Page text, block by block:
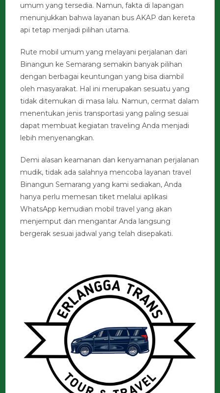
umum yang tersedia. Namun, fakta di lapangan
menunjukkan bahwa layanan bus AKAP dan kereta
api tetap menjadi pilihan utama.
Rute mobil umum yang melayani perjalanan dari
Binangun ke Semarang semakin banyak pilihan
dengan berbagai keuntungan yang bisa diambil
oleh masyarakat. Hal ini merupakan sesuatu yang
tidak ditemukan di masa lalu. Namun, cermat dalam
menentukan jenis transportasi yang paling sesuai
dapat membuat kegiatan traveling Anda menjadi
lebih menyenangkan.
Demi alasan keamanan dan kenyamanan perjalanan
mudik, tidak ada salahnya mencoba layanan travel
Binangun Semarang yang kami sediakan, Anda
hanya perlu memesan tiket melalui aplikasi
WhatsApp kemudian mobil travel yang akan
menjemput dan mengantar Anda langsung
bergerak sesuai jadwal yang telah disepakati.